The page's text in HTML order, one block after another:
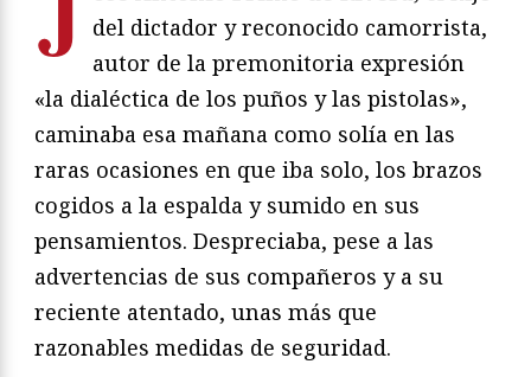
del dictador y reconocido camorrista,
autor de la premonitoria expresión
«la dialéctica de los puños y las pistolas»,
caminaba esa mañana como solía en las
raras ocasiones en que iba solo, los brazos
cogidos a la espalda y sumido en sus
pensamientos. Despreciaba, pese a las
advertencias de sus compañeros y a su
reciente atentado, unas más que
razonables medidas de seguridad.